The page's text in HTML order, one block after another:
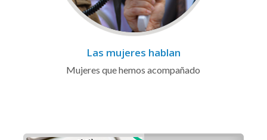
Las mujeres hablan
Mujeres que hemos acompañado